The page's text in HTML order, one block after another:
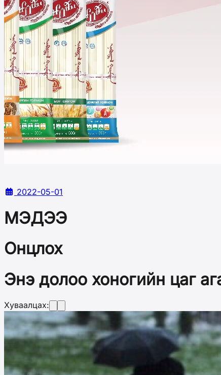
2022-05-01
МЭДЭЭ
Онцлох
Энэ долоо хоногийн цаг
Хуваалцах: